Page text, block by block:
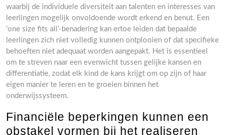
waarbij de individuele diversiteit aan talenten en interesses van
leerlingen mogelijk onvoldoende wordt erkend en benut. Een
‘one size fits all’-benadering kan ertoe leiden dat bepaalde
leerlingen zich niet volledig kunnen ontplooien of dat specifieke
behoeften niet adequaat worden aangepakt. Het is essentieel
om te streven naar een evenwicht tussen gelijke kansen en
differentiatie, zodat elk kind de kans krijgt om op zijn of haar
eigen manier te leren en te groeien binnen het
onderwijssysteem.
Financiële beperkingen kunnen een
obstakel vormen bij het realiseren